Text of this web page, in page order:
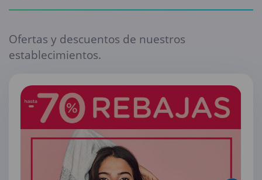
Ofertas y descuentos de nuestros
establecimientos.